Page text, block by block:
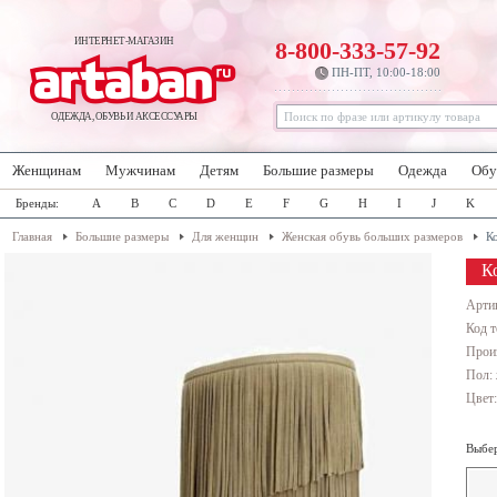
ИНТЕРНЕТ-МАГАЗИН
ОДЕЖДА, ОБУВЬ И АКСЕССУАРЫ
8-800-333-57-92
ПН-ПТ, 10:00-18:00
Женщинам Мужчинам Детям Большие размеры Одежда
Бренды: A B C D E F G H I J K
Главная Большие размеры Для женщин Женская обувь больших размеров
Код
Пол: